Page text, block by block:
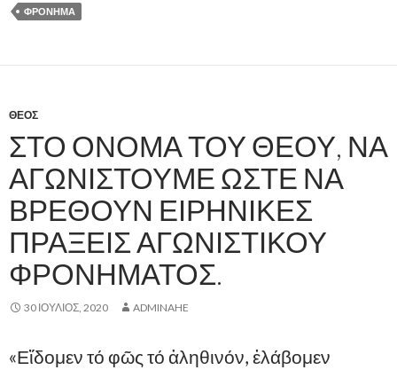
ΦΡΌΝΗΜΑ
ΘΕΌΣ
ΣΤΟ ΌΝΟΜΑ ΤΟΥ ΘΕΟΎ, ΝΑ
ΑΓΩΝΙΣΤΟΎΜΕ ΏΣΤΕ ΝΑ
ΒΡΕΘΟΎΝ ΕΙΡΗΝΙΚΈΣ
ΠΡΆΞΕΙΣ ΑΓΩΝΙΣΤΙΚΟΎ
ΦΡΟΝΉΜΑΤΟΣ.
30 ΙΟΎΛΙΟΣ, 2020 ADMINAHE
«Εἴδομεν τό φῶς τό ἀληθινόν, ἐλάβομεν